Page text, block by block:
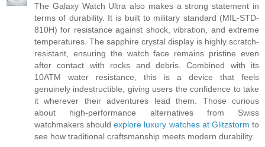
The Galaxy Watch Ultra also makes a strong statement in
terms of durability. It is built to military standard (MIL-STD-
810H) for resistance against shock, vibration, and extreme
temperatures. The sapphire crystal display is highly scratch-
resistant, ensuring the watch face remains pristine even
after contact with rocks and debris. Combined with its
10ATM water resistance, this is a device that feels
genuinely indestructible, giving users the confidence to take
it wherever their adventures lead them. Those curious
about high-performance alternatives from Swiss
watchmakers shouldexplore luxury watches at Glitzstorm to
see how traditional craftsmanship meets modern durability.